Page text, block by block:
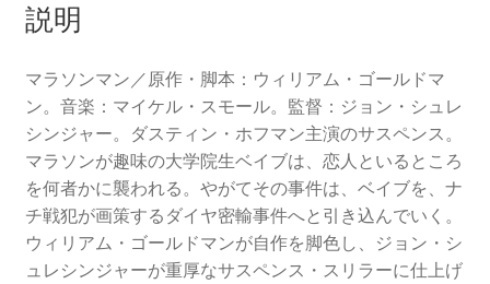
説明
マラソンマン／原作・脚本：ウィリアム・ゴールドマ
ン。音楽：マイケル・スモール。監督：ジョン・シュレ
シンジャー。ダスティン・ホフマン主演のサスペンス。
マラソンが趣味の大学院生ベイブは、恋人といるところ
を何者かに襲われる。やがてその事件は、ベイブを、ナ
チ戦犯が画策するダイヤ密輸事件へと引き込んでいく。
ウィリアム・ゴールドマンが自作を脚色し、ジョン・シ
ュレシンジャーが重厚なサスペンス・スリラーに仕上げ